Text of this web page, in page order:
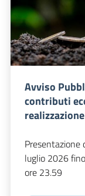
Avviso
contributi
Presentazione
luglio 2026
ore 23.59